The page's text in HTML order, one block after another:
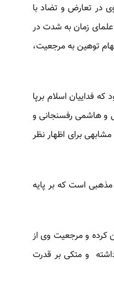
در تعارض و تضاد با
زمان به شدت در
توهین به مرجعیت،
پیروز شدن مذهبیون در به دست گرفتن اهرم های قدرت بعد از سقوط سلطنت در سال ۵۷ بود که فداییان اسلام برپا
و هاشمی رفسنجانی و
برای اظهار نظر
است که بر پایه
کرده و مرجعیت وی از
و متکی بر قدرت